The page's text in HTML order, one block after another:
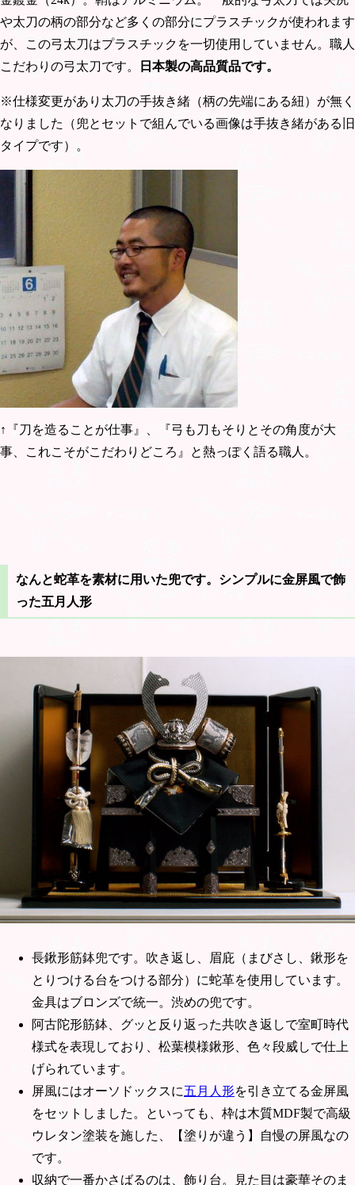
や太刀の柄の部分など多くの部分にプラスチックが使われます
が、この弓太刀はプラスチックを一切使用していません。職人
こだわりの弓太刀です。
日本製の高品質品です。
※仕様変更があり太刀の手抜き緒（柄の先端にある紐）が無く
なりました（兜とセットで組んでいる画像は手抜き緒がある旧
タイプです）。
↑『刀を造ることが仕事』、『弓も刀もそりとその角度が大
事、これこそがこだわりどころ』と熱っぽく語る職人。
なんと蛇革を素材に用いた兜です。シンプルに金屏風で飾
った五月人形
長鍬形筋鉢兜です。吹き返し、眉庇（まびさし、鍬形を
とりつける台をつける部分）に蛇革を使用しています。
金具はブロンズで統一。渋めの兜です。
阿古陀形筋鉢、グッと反り返った共吹き返しで室町時代
様式を表現しており、松葉模様鍬形、色々段威しで仕上
げられています。
屏風にはオーソドックスに五月人形を引き立てる金屏風
をセットしました。といっても、枠は木質MDF製で高級
ウレタン塗装を施した、【塗りが違う】自慢の屏風なの
です。
収納で一番かさばるのは、飾り台。見た目は豪華そのま